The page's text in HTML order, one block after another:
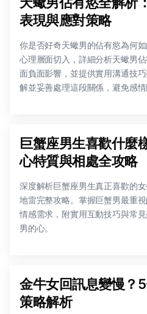
表現與應對策略
你是否好奇天蠍男的佔有慾為何
心理層面切入，詳細分析天蠍男
面負面影響，並提供實用溝通技
解並妥善處理這段關係，避免感情
巨蟹座男生喜歡什麼
心特質與相處全攻略
深度解析巨蟹座男生真正喜歡的
地雷完整攻略。掌握巨蟹男最重
情感需求，附實用互動技巧與常
男的心。
金牛女回訊息變慢？
策略解析